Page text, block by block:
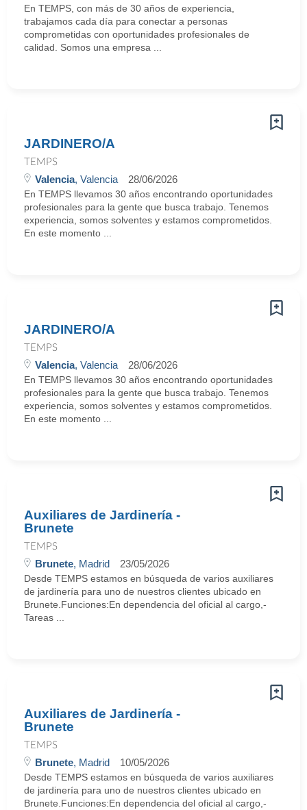
En TEMPS, con más de 30 años de experiencia,
trabajamos cada día para conectar a personas
comprometidas con oportunidades profesionales de
calidad. Somos una empresa ...
JARDINERO/A
TEMPS
Valencia, Valencia 28/06/2026
En TEMPS llevamos 30 años encontrando oportunidades
profesionales para la gente que busca trabajo. Tenemos
experiencia, somos solventes y estamos comprometidos.
En este momento ...
JARDINERO/A
TEMPS
Valencia, Valencia 28/06/2026
En TEMPS llevamos 30 años encontrando oportunidades
profesionales para la gente que busca trabajo. Tenemos
experiencia, somos solventes y estamos comprometidos.
En este momento ...
Auxiliares de Jardinería -
Brunete
TEMPS
Brunete, Madrid 23/05/2026
Desde TEMPS estamos en búsqueda de varios auxiliares
de jardinería para uno de nuestros clientes ubicado en
Brunete.Funciones:En dependencia del oficial al cargo,-
Tareas ...
Auxiliares de Jardinería -
Brunete
TEMPS
Brunete, Madrid 10/05/2026
Desde TEMPS estamos en búsqueda de varios auxiliares
de jardinería para uno de nuestros clientes ubicado en
Brunete.Funciones:En dependencia del oficial al cargo,-